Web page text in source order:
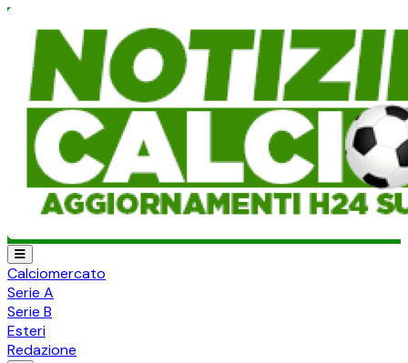
Calciomercato
Serie A
Serie B
Esteri
Redazione